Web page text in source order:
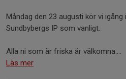
Måndag den 23 augusti kör vi
Sundbybergs IP som vanligt.
Alla ni som är friska är välkomna....
Läs mer